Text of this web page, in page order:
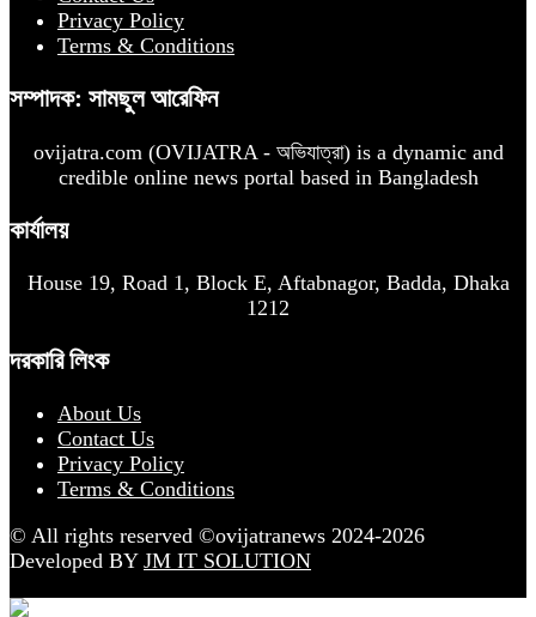
Privacy Policy
Terms & Conditions
সম্পাদক: সামছুল আরেফিন
ovijatra.com (OVIJATRA - অভিযাত্রা) is a dynamic and
credible online news portal based in Bangladesh
কার্যালয়
House 19, Road 1, Block E, Aftabnagor, Badda, Dhaka
1212
দরকারি লিংক
About Us
Contact Us
Privacy Policy
Terms & Conditions
© All rights reserved ©ovijatranews 2024-2026
Developed BY JM IT SOLUTION